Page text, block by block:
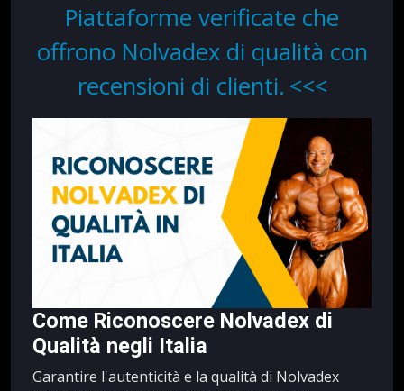
Piattaforme verificate che
offrono Nolvadex di qualità con
recensioni di clienti.
Come Riconoscere Nolvadex di
Qualità negli Italia
Garantire l'autenticità e la qualità di Nolvadex